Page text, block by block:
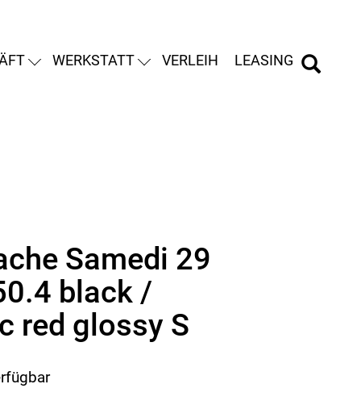
WERKSTATT VERLEIH LEASING
Samedi 29
black /
red glossy S